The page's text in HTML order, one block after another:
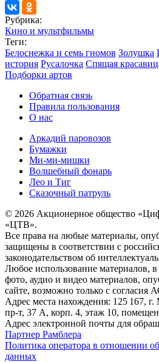
Рубрика:
Кино и мультфильмы
Теги:
Белоснежка и семь гномов Золушка
история Русалочка Спящая
Подборки артов
Обратная связь
Правила пользования
О нас
Аркадий паровозов
Бумажки
Ми-ми-мишки
Волшебный фонарь
Лео и Тиг
Сказочный патруль
© 2026 Акционерное общество
«ЦТВ».
Все права на любые материалы,
защищены в соответствии с
законодательством об
Любое использование материалов,
фото, аудио и видео материалов,
сайте, возможно только с согласия
Адрес места нахождения: 125 167,
пр-т, 37 А, корп. 4, этаж 10,
Адрес электронной почты для
Партнер Рамблера
Политика оператора в отношении
данных